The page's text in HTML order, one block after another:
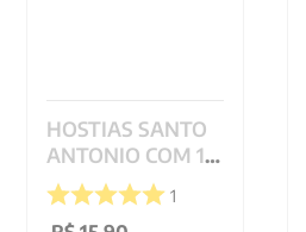
HOSTIAS SANTO
ANTONIO COM 15
UNIDADES - 12CM
1